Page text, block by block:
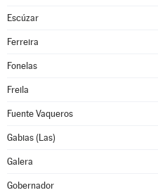
Escúzar
Ferreira
Fonelas
Freila
Fuente Vaqueros
Gabias (Las)
Galera
Gobernador